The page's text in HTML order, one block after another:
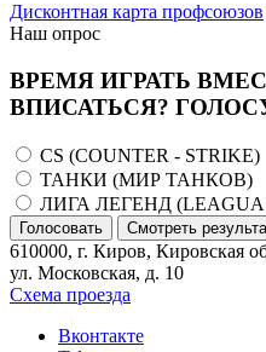
Дисконтная карта профсоюзов
Наш опрос
ВРЕМЯ ИГРАТЬ
ВПИСАТЬСЯ?
CS (COUNTER - STRIKE)
ТАНКИ (МИР ТАНКОВ)
ЛИГА ЛЕГЕНД (LEAGUA
Голосовать Смотреть
610000, г. Киров, Кировская
ул. Московская, д. 10
Схема проезда
Вконтакте